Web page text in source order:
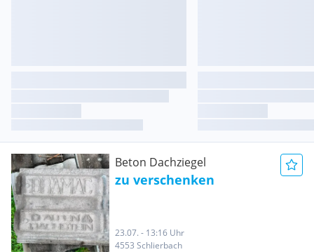
Beton Dachziegel
zu verschenken
23.07. - 13:16 Uhr
4553 Schlierbach